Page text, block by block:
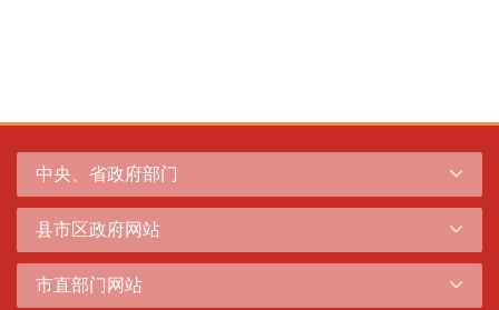
中央、省政府部门
县市区政府网站
市直部门网站